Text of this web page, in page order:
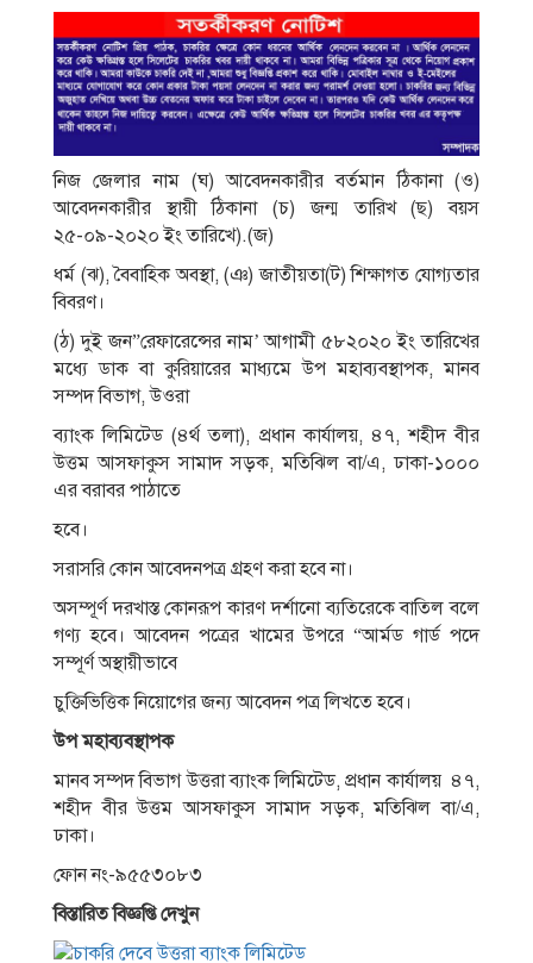
নিজ জেলার নাম (ঘ) আবেদনকারীর বর্তমান ঠিকানা (ও)
আবেদনকারীর স্থায়ী ঠিকানা (চ) জন্ম তারিখ (ছ) বয়স
২৫-০৯-২০২০ ইং তারিখে).(জ)
ধর্ম (ঝ), বৈবাহিক অবস্থা, (ঞ) জাতীয়তা(ট) শিক্ষাগত যােগ্যতার
বিবরণ।
(ঠ) দুই জন”রেফারেন্সের নাম’ আগামী ৫৮২০২০ ইং তারিখের
মধ্যে ডাক বা কুরিয়ারের মাধ্যমে উপ মহাব্যবস্থাপক, মানব
সম্পদ বিভাগ, উওরা
ব্যাংক লিমিটেড (৪র্থ তলা), প্রধান কার্যালয়, ৪৭, শহীদ বীর
উত্তম আসফাকুস সামাদ সড়ক, মতিঝিল বা/এ, ঢাকা-১০০০
এর বরাবর পাঠাতে
হবে।
সরাসরি কোন আবেদনপত্র গ্রহণ করা হবে না।
অসম্পূর্ণ দরখাস্ত কোনরূপ কারণ দর্শানাে ব্যতিরেকে বাতিল বলে
গণ্য হবে। আবেদন পত্রের খামের উপরে “আর্মড গার্ড পদে
সম্পূর্ণ অস্থায়ীভাবে
চুক্তিভিত্তিক নিয়ােগের জন্য আবেদন পত্র লিখতে হবে।
উপ মহাব্যবস্থাপক
মানব সম্পদ বিভাগ উত্তরা ব্যাংক লিমিটেড, প্রধান কার্যালয় ৪৭,
শহীদ বীর উত্তম আসফাকুস সামাদ সড়ক, মতিঝিল বা/এ,
ঢাকা।
ফোন নং-৯৫৫৩০৮৩
বিস্তারিত বিজ্ঞপ্তি দেখুন